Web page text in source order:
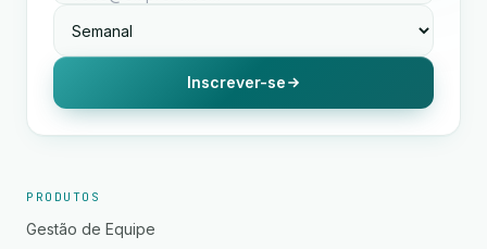
Inscrever-se
PRODUTOS
Gestão de Equipe